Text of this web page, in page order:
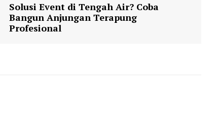
Solusi Event di Tengah Air? Coba
Bangun Anjungan Terapung
Profesional